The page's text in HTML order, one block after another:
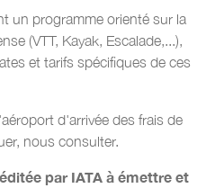
un programme orienté sur la
(VTT, Kayak, Escalade,...),
et tarifs spécifiques de ces
d'arrivée des frais de
nous consulter.
par IATA à émettre et